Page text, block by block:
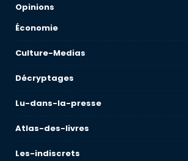
Opinions
Économie
Culture-Medias
Décryptages
Lu-dans-la-presse
Atlas-des-livres
Les-indiscrets